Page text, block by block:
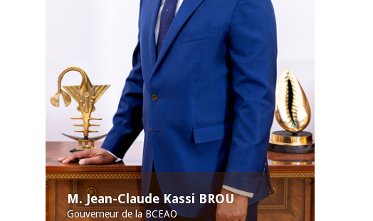
M. Jean-Claude Kassi BROU
Gouverneur de la BCEAO